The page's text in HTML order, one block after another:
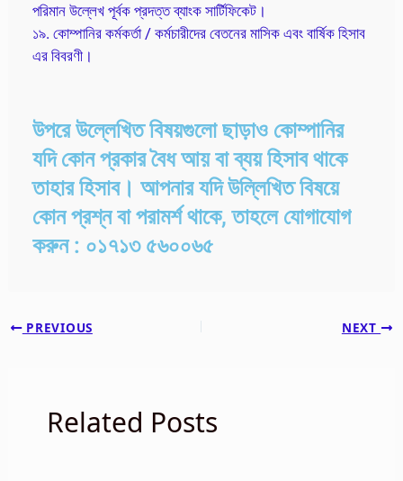
পরিমান উল্লেখ পূর্বক প্রদত্ত ব্যাংক সার্টিফিকেট।
১৯. কোম্পানির কর্মকর্তা / কর্মচারীদের বেতনের মাসিক এবং বার্ষিক হিসাব
এর বিবরণী।
উপরে উল্লেখিত বিষয়গুলো ছাড়াও কোম্পানির
যদি কোন প্রকার বৈধ আয় বা ব্যয় হিসাব থাকে
তাহার হিসাব। আপনার যদি উল্লিখিত বিষয়ে
কোন প্রশ্ন বা পরামর্শ থাকে, তাহলে যোগাযোগ
করুন : ০১৭১৩ ৫৬০০৬৫
PREVIOUS NEXT
Related Posts